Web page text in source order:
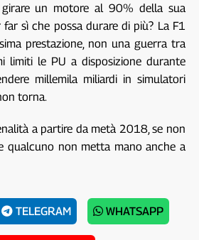
un motore al 90% della sua
sì che possa durare di più? La F1
prestazione, non una guerra tra
limiti le PU a disposizione durante
millemila miliardi in simulatori
torna.
a partire da metà 2018, se non
qualcuno non metta mano anche a
TELEGRAM WHATSAPP